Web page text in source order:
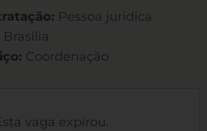
Pessoa jurídica
Brasília
Coordenação
vaga expirou.